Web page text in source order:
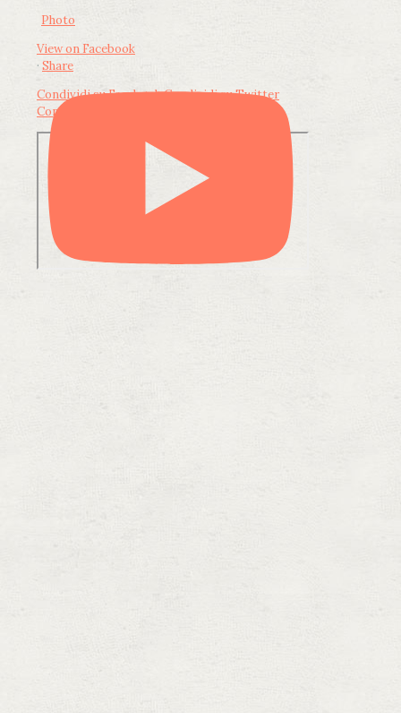
Photo
View on Facebook
· Share
Condividi su FacebookCondividi su Twitter
Condividi su LinkedIn